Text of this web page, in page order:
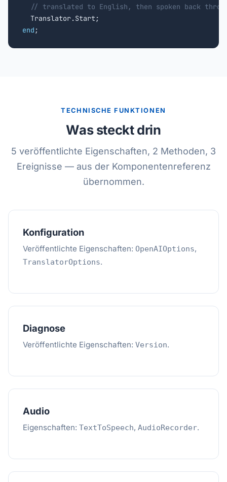
// translated to English, then spoken back
end ;
TECHNISCHE FUNKTIONEN
Was steckt drin
5 veröffentlichte Eigenschaften, 2 Methoden, 3
Ereignisse — aus der Komponentenreferenz
übernommen.
Konfiguration
Veröffentlichte Eigenschaften: OpenAIOptions,
TranslatorOptions.
Diagnose
Veröffentlichte Eigenschaften: Version.
Audio
Eigenschaften: TextToSpeech, AudioRecorder.